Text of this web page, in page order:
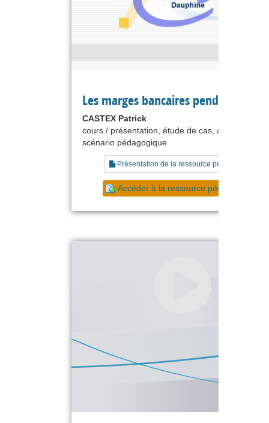
Les marges bancaires pendant la
CASTEX Patrick
cours / présentation, étude de cas, animation,
scénario pédagogique
Présentation de la ressource pédagogique
Accéder à la ressource pédagogique